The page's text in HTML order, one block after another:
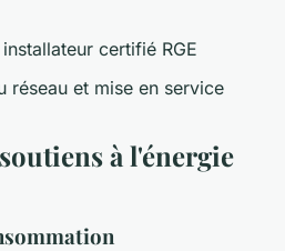
certifié RGE
réseau et mise en service
à l'énergie